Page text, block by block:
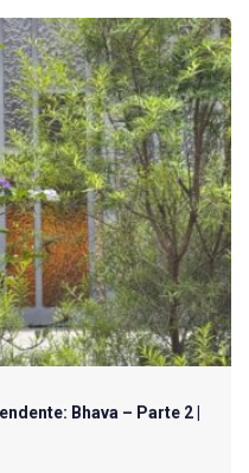
Bhava – Parte 2 |